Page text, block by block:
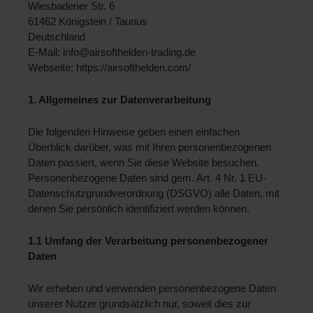
Wiesbadener Str. 6
61462 Königstein / Taunus
Deutschland
E-Mail: info@airsofthelden-trading.de
Webseite: https://airsofthelden.com/
1. Allgemeines zur Datenverarbeitung
Die folgenden Hinweise geben einen einfachen
Überblick darüber, was mit Ihren personenbezogenen
Daten passiert, wenn Sie diese Website besuchen.
Personenbezogene Daten sind gem. Art. 4 Nr. 1 EU-
Datenschutzgrundverordnung (DSGVO) alle Daten, mit
denen Sie persönlich identifiziert werden können.
1.1 Umfang der Verarbeitung personenbezogener
Daten
Wir erheben und verwenden personenbezogene Daten
unserer Nutzer grundsätzlich nur, soweit dies zur